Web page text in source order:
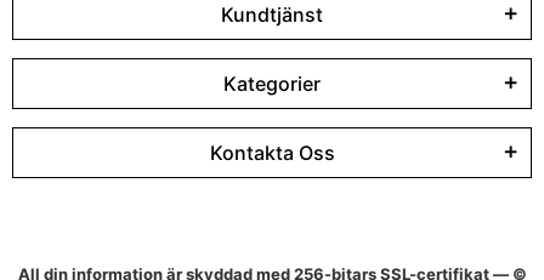
Kundtjänst
Kategorier
Kontakta Oss
All din information är skyddad med 256-bitars SSL-certifikat — ©